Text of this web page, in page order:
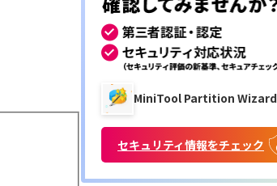
MiniTool Partition Wizard
セキュリティ情報をチェック